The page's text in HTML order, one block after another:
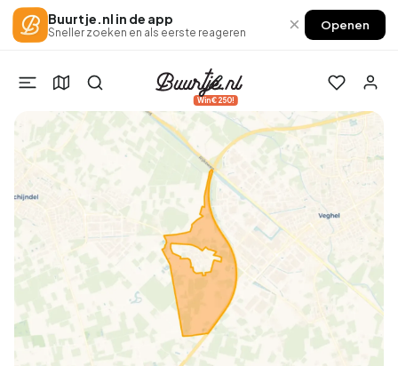
Buurtje.nl in de app
Sneller zoeken en als eerste reageren × Openen
Win €250!